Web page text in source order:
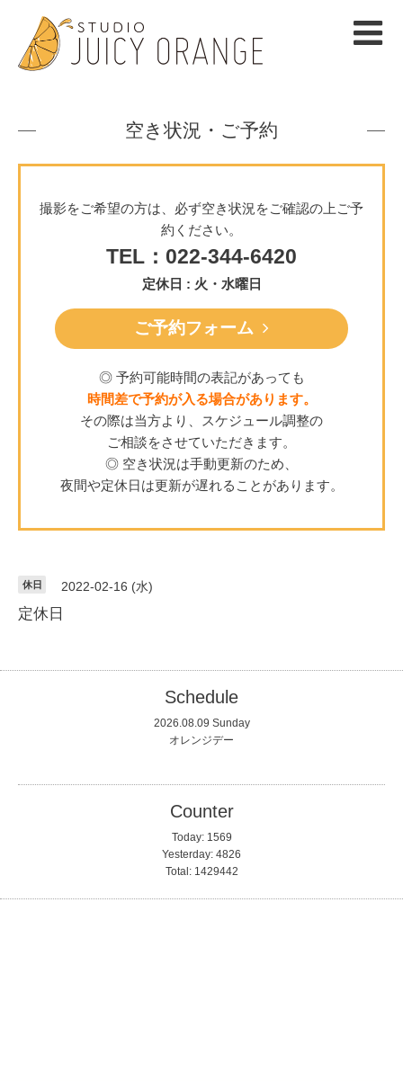
空き状況・ご予約
撮影をご希望の方は、必ず空き状況をご確認の上ご予
約ください。
TEL：022-344-6420
定休日 : 火・水曜日
ご予約フォーム
◎ 予約可能時間の表記があっても
時間差で予約が入る場合があります。
その際は当方より、スケジュール調整の
ご相談をさせていただきます。
◎ 空き状況は手動更新のため、
夜間や定休日は更新が遅れることがあります。
休日 2022-02-16 (水)
定休日
Schedule
2026.08.09 Sunday
オレンジデー
Counter
Today: 1569
Yesterday: 4826
Total: 1429442